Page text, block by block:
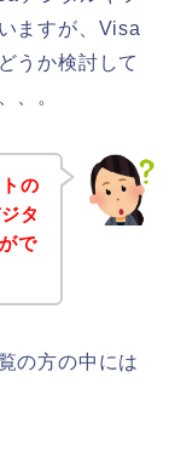
ますが、Visa
うか検討して
、。
の
タ
で
の方の中には